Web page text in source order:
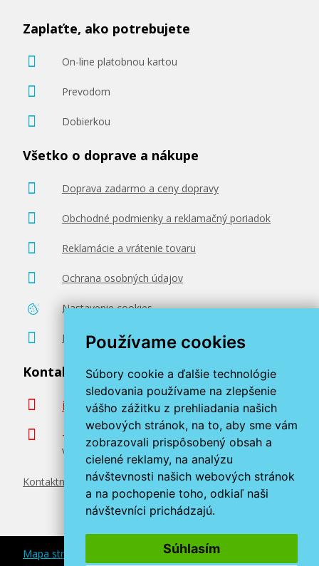
Používame cookies
Súbory cookie a ďalšie technológie
sledovania používame na zlepšenie
vášho zážitku z prehliadania našich
webových stránok, na to, aby sme vám
zobrazovali prispôsobený obsah a
cielené reklamy, na analýzu
návštevnosti našich webových stránok
a na pochopenie toho, odkiaľ naši
návštevníci prichádzajú.
Súhlasím
Zaplaťte, ako potrebujete
On-line platobnou kartou
Prevodom
Dobierkou
Všetko o doprave a nákupe
Doprava zadarmo a ceny dopravy
Obchodné podmienky a reklamačný poriadok
Reklamácie a vrátenie tovaru
Ochrana osobných údajov
Nastavenie cookies
Poradenstvo zadarmo
Kontaktujte nás
info@miroluk.sk
+420 377 222 313
Volajte v pracovné dni od 8. do 17. hod.
Kontaktné údaje
Mapa stránok